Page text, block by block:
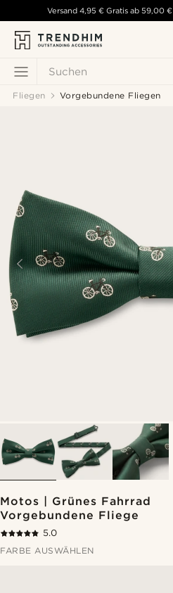
Suchen
Versand 4,95 € Gratis ab59,00 €
Fliegen Vorgebundene Fliegen
Motos | Grünes Fahrrad
Vorgebundene Fliege
5.0
FARBE AUSWÄHLEN